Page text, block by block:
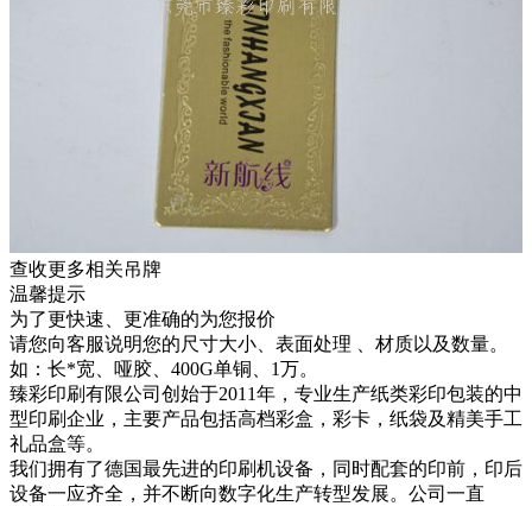
查收更多相关吊牌
温馨提示
为了更快速、更准确的为您报价
请您向客服说明您的尺寸大小、表面处理 、材质以及数量。
如：长*宽、哑胶、400G单铜、1万。
臻彩印刷有限公司创始于2011年，专业生产纸类彩印包装的中
型印刷企业，主要产品包括高档彩盒，彩卡，纸袋及精美手工
礼品盒等。
我们拥有了德国最先进的印刷机设备，同时配套的印前，印后
设备一应齐全，并不断向数字化生产转型发展。公司一直